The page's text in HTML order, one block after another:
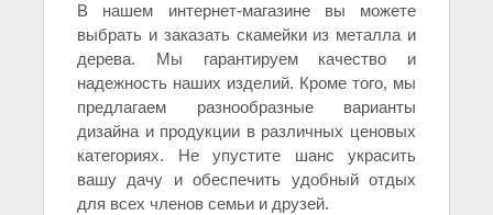
В нашем интернет-магазине вы можете
выбрать и заказать скамейки из металла и
дерева. Мы гарантируем качество и
надежность наших изделий. Кроме того, мы
предлагаем разнообразные варианты
дизайна и продукции в различных ценовых
категориях. Не упустите шанс украсить
вашу дачу и обеспечить удобный отдых
для всех членов семьи и друзей.